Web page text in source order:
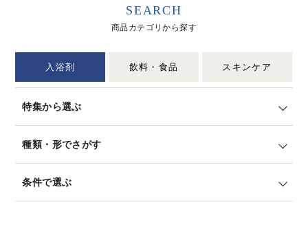
SEARCH
商品カテゴリから探す
入浴剤 飲料・食品 スキンケア
特集から選ぶ
種類・形でさがす
条件で選ぶ